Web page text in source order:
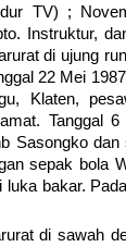
TV) ;
Instruktur,
di ujung
22 Mei
Klaten,
Tanggal
Sasongko
sepak bola
bakar.
di sawah